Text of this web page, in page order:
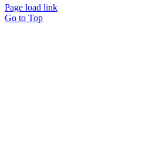
Page load link
Go to Top